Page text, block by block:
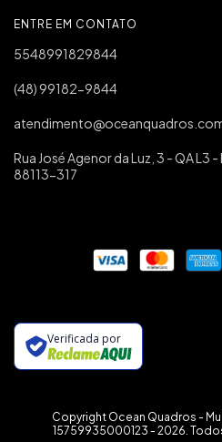
ENTRE EM CONTATO
5548991829844
(48) 99182-9844
Rua José Agenor da Luz, 3 - QA L3
88113-317
Verificada por
Copyright Ocean Quadros -
15759935000123 - 2026.